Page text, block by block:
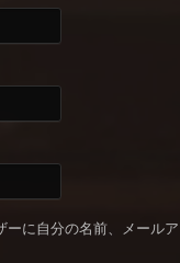
ーに自分の名前、メール